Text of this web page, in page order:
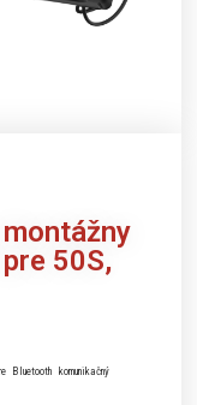
50S,
Bluetooth komunikačný